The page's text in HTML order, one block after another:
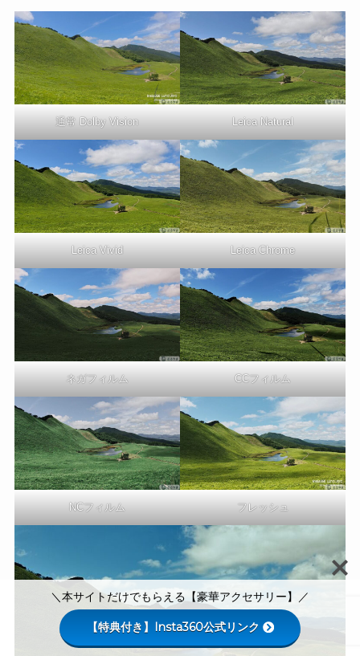
通常 Dolby Vision Leica Natural
Leica Vivid Leica Chrome
ネガフィルム CCフィルム
NCフィルム フレッシュ
＼本サイトだけでもらえる【豪華アクセサリー】／
【特典付き】Insta360公式リンク